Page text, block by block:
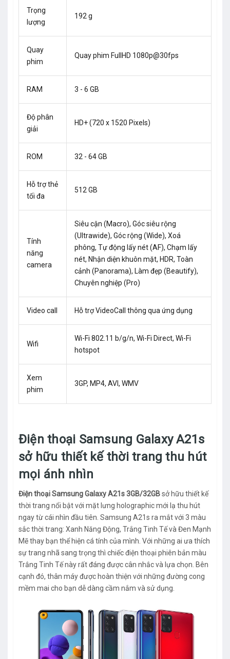
Trọng
lượng
192 g
Quay
phim
Quay phim FullHD 1080p@30fps
RAM 3 - 6 GB
Độ phân
giải
HD+ (720 x 1520 Pixels)
ROM 32 - 64 GB
Hỗ trợ thẻ
tối đa
512 GB
Tính
năng
camera
Siêu cận (Macro), Góc siêu rộng
(Ultrawide), Góc rộng (Wide), Xoá
phông, Tự động lấy nét (AF), Chạm lấy
nét, Nhận diện khuôn mặt, HDR, Toàn
cảnh (Panorama), Làm đẹp (Beautify),
Chuyên nghiệp (Pro)
Video call Hỗ trợ VideoCall thông qua ứng dụng
Wifi
Wi-Fi 802.11 b/g/n, Wi-Fi Direct, Wi-Fi
hotspot
Xem
phim
3GP, MP4, AVI, WMV
Điện thoại Samsung Galaxy A21s
sở hữu thiết kế thời trang thu hút
mọi ánh nhìn
Điện thoại Samsung Galaxy A21s 3GB/32GBsở hữu thiết kế
thời trang nổi bật với mặt lưng holographic mới lạ thu hút
ngay từ cái nhìn đầu tiên. Samsung A21s ra mắt với 3 màu
sắc thời trang: Xanh Năng Động, Trắng Tinh Tế và Đen Mạnh
Mẽ thay bạn thể hiện cá tính của mình. Với những ai ưa thích
sự trang nhã sang trọng thì chiếc điện thoại phiên bản màu
Trắng Tinh Tế này rất đáng được cân nhắc và lựa chọn. Bên
cạnh đó, thân máy được hoàn thiện với những đường cong
mềm mai cho bạn dễ dàng cầm nắm và sử dụng.